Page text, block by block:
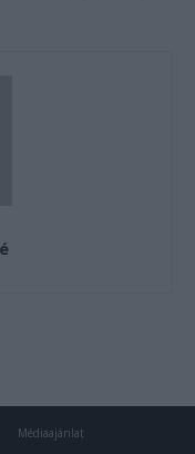
Médiaajánlat